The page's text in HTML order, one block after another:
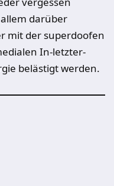
darüber
mit der superdoofen
In-letzter-
belästigt werden.